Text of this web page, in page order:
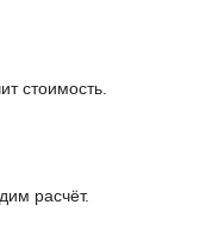
стоимость.
расчёт.